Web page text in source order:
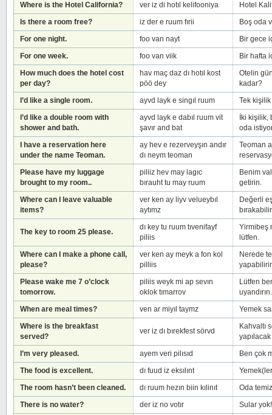
Where is the Hotel California? ver iz di hotıl kelifooniya
Hotel
Is there a room free?
iz der e ruum fırii
Boş oda
For one night.
foo van nayt
Bir gece
For one week.
foo van viik
Bir hafta
How much does the hotel cost
per day?
hav maç daz dı hotıl kost
pöö dey
Otelin
kadar?
I’d like a single room.
ayvd layk e singıl ruum
Tek
I’d like a double room with
shower and bath.
ayvd layk e dabıl ruum vit
şavır and bat
İki
oda
I have a reservation here
under the name Teoman.
ay hev e rezerveyşın andır
dı neym teoman
Teoman
Please have my luggage
brought to my room..
piliiz hev may lagıc
bırauht tu may ruum
Benim
getirin.
Where can I leave valuable
items?
ver ken ay liyv velueybıl
aytımz
Değerli
The key to room 25 please.
dı key tu ruum tıvenifayf
piliis
Yirmibeş
lütfen.
Where can I make a phone call,
please?
ver ken ay meyk a fon kol
pilliis
Nerede
Please wake me 7 o’clock
tomorrow.
piliis weyk mi ap sevın
oklok tımarrov
Lütfen
uyandırın.
When are meal times?
ven ar miyıl taymz
Yemek
Where is the breakfast
served?
ver iz dı bırekfest sörvd
Kahvaltı
I’m very pleased.
ayem veri pilısıd
Ben çok
The food is excellent.
dı fuud iz eksılınt
The room hasn’t been cleaned.
dı ruum hezın biin kılinıt
Oda
There is no water?
der iz no votır
Sular